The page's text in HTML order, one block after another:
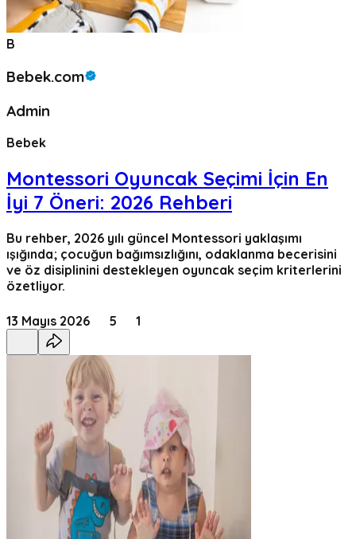
B
Bebek.com
Admin
Bebek
Montessori Oyuncak Seçimi İçin En
İyi 7 Öneri: 2026 Rehberi
Bu rehber, 2026 yılı güncel Montessori yaklaşımı
ışığında; çocuğun bağımsızlığını, odaklanma becerisini
ve öz disiplinini destekleyen oyuncak seçim kriterlerini
özetliyor.
13 Mayıs 2026 5 1